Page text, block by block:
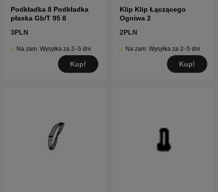
Podkładka 8 Podkładka
płaska Gb/T 95 8
3PLN
Na zam. Wysyłka za 2–5 dni
Kup!
Klip Klip Łączącego
Ogniwa 2
2PLN
Na zam. Wysyłka za 2–5 dni
Kup!